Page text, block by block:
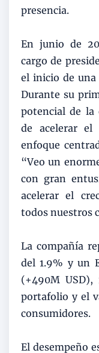
presencia.
En junio de
cargo de
el inicio de una
Durante su
potencial de la
de acelerar el
enfoque
“Veo un
con gran
acelerar el
todos nuestros
La compañía
del 1.9% y un
(+490M
portafolio y el
consumidores.
El desempeño